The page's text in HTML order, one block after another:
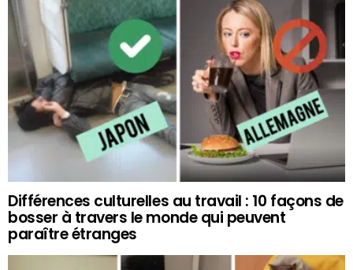
Différences culturelles au travail : 10 façons de
bosser à travers le monde qui peuvent
paraître étranges